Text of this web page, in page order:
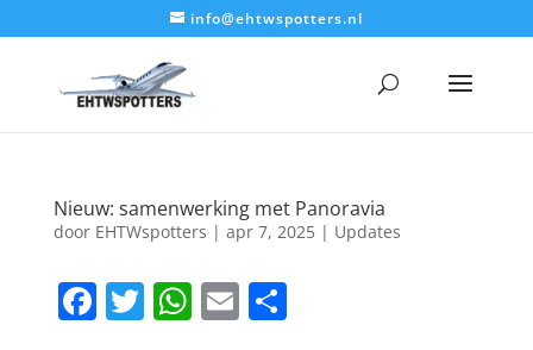
info@ehtwspotters.nl
Nieuw: samenwerking met Panoravia
door EHTWspotters | apr 7, 2025| Updates
F T W E D